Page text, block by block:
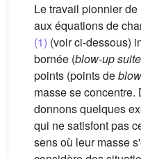
Le travail pionnier
aux équations de
(1) (voir ci-dessous)
bornée (blow-up suite
points (points de
masse se concentre.
donnons quelques
qui ne satisfont pas
sens où leur masse